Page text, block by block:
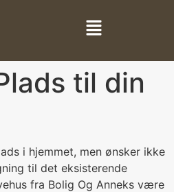
til din
i hjemmet, men ønsker ikke
til det eksisterende
fra Bolig Og Anneks være